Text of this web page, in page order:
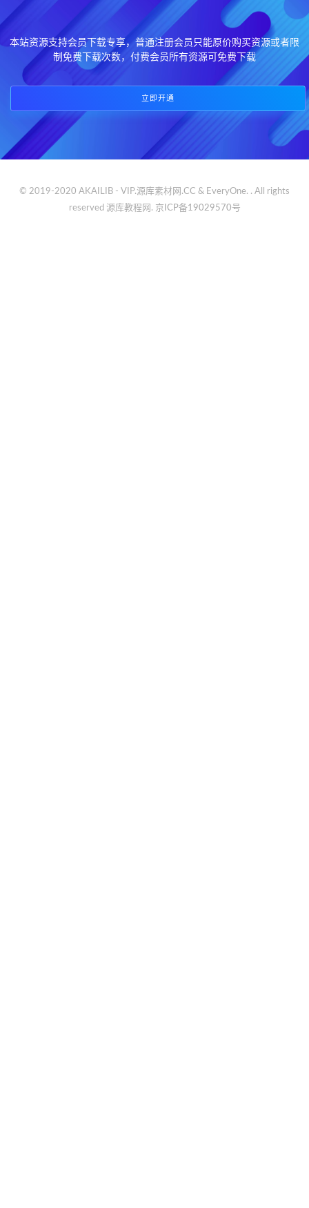
本站资源支持会员下载专享，普通注册会员只能原价购买资源或者限
制免费下载次数，付费会员所有资源可免费下载
立即开通
© 2019-2020 AKAILIB - VIP.源库素材网.CC & EveryOne. . All rights
reserved 源库教程网. 京ICP备19029570号